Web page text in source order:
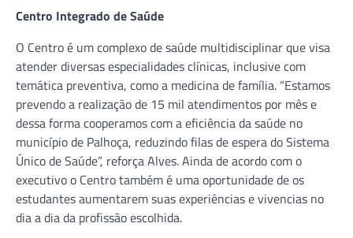
Centro Integrado de Saúde
O Centro é um complexo de saúde multidisciplinar que visa
atender diversas especialidades clínicas, inclusive com
temática preventiva, como a medicina de família. “Estamos
prevendo a realização de 15 mil atendimentos por mês e
dessa forma cooperamos com a eficiência da saúde no
município de Palhoça, reduzindo filas de espera do Sistema
Único de Saúde”, reforça Alves. Ainda de acordo com o
executivo o Centro também é uma oportunidade de os
estudantes aumentarem suas experiências e vivencias no
dia a dia da profissão escolhida.